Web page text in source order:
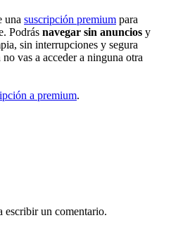
una suscripción premium para
Podrás navegar sin anuncios y
sin interrupciones y segura
no vas a acceder a ninguna otra
a premium.
escribir un comentario.